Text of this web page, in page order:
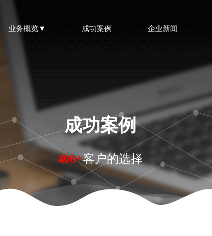
业务概览▼ 成功案例 企业新闻
成功案例
400+客户的选择